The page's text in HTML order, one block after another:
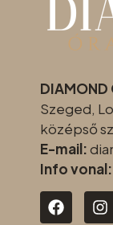
DIAMOND
Szeged,
középső
E-mail:
Info vonal: